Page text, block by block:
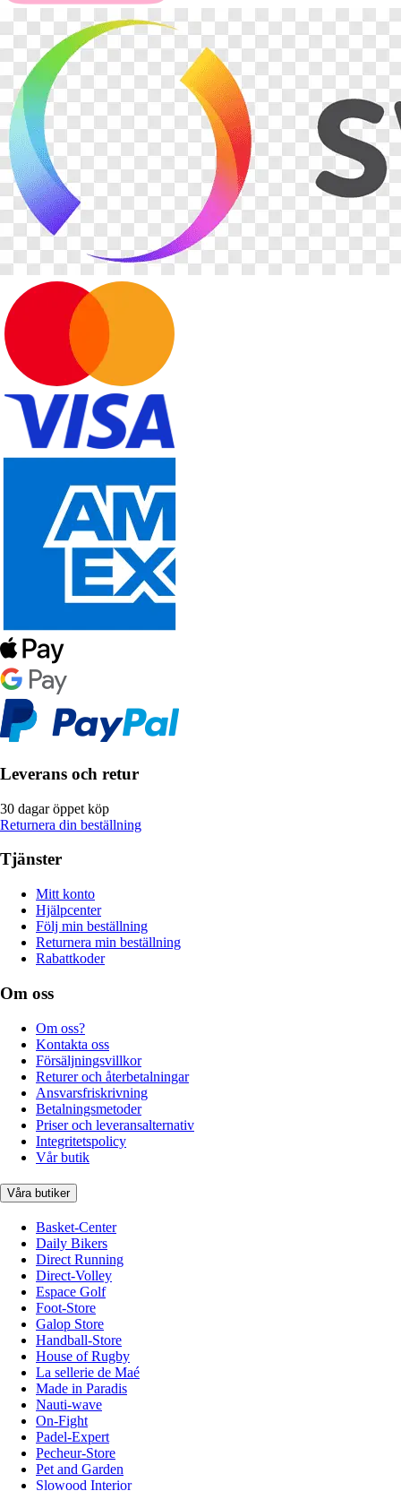
Leverans och retur
30 dagar öppet köp
Returnera din beställning
Tjänster
Mitt konto
Hjälpcenter
Följ min beställning
Returnera min beställning
Rabattkoder
Om oss
Om oss?
Kontakta oss
Försäljningsvillkor
Returer och återbetalningar
Ansvarsfriskrivning
Betalningsmetoder
Priser och leveransalternativ
Integritetspolicy
Vår butik
Våra butiker
Basket-Center
Daily Bikers
Direct Running
Direct-Volley
Espace Golf
Foot-Store
Galop Store
Handball-Store
House of Rugby
La sellerie de Maé
Made in Paradis
Nauti-wave
On-Fight
Padel-Expert
Pecheur-Store
Pet and Garden
Slowood Interior